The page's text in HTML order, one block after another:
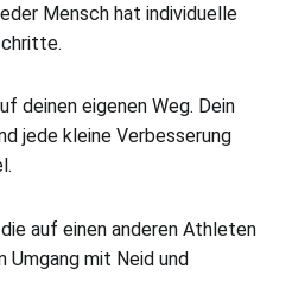
Mensch hat individuelle
deinen eigenen Weg. Dein
jede kleine Verbesserung